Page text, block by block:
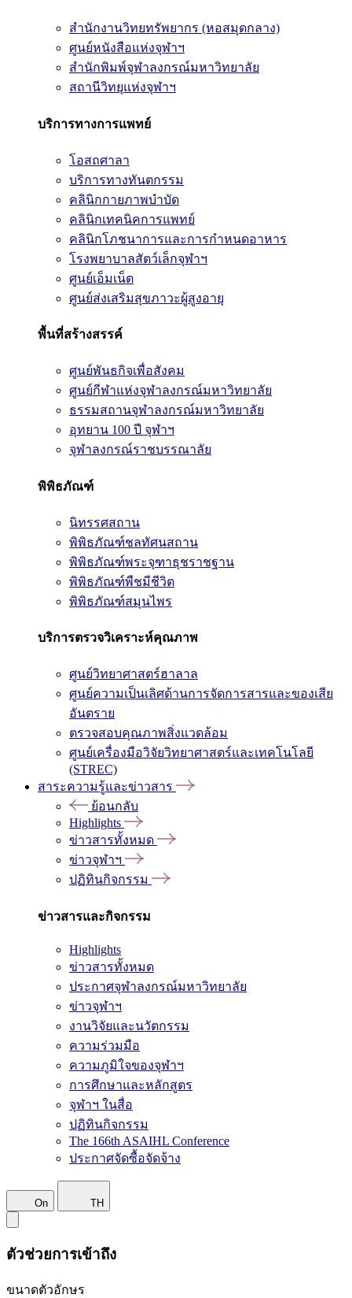
สำนักงานวิทยทรัพยากร (หอสมุดกลาง)
ศูนย์หนังสือแห่งจุฬาฯ
สำนักพิมพ์จุฬาลงกรณ์มหาวิทยาลัย
สถานีวิทยุแห่งจุฬาฯ
บริการทางการแพทย์
โอสถศาลา
บริการทางทันตกรรม
คลินิกกายภาพบำบัด
คลินิกเทคนิคการแพทย์
คลินิกโภชนาการและการกำหนดอาหาร
โรงพยาบาลสัตว์เล็กจุฬาฯ
ศูนย์เอ็มเน็ต
ศูนย์ส่งเสริมสุขภาวะผู้สูงอายุ
พื้นที่สร้างสรรค์
ศูนย์พันธกิจเพื่อสังคม
ศูนย์กีฬาแห่งจุฬาลงกรณ์มหาวิทยาลัย
ธรรมสถานจุฬาลงกรณ์มหาวิทยาลัย
อุทยาน 100 ปี จุฬาฯ
จุฬาลงกรณ์ราชบรรณาลัย
พิพิธภัณฑ์
นิทรรศสถาน
พิพิธภัณฑ์ชลทัศนสถาน
พิพิธภัณฑ์พระจุฑาธุชราชฐาน
พิพิธภัณฑ์พืชมีชีวิต
พิพิธภัณฑ์สมุนไพร
บริการตรวจวิเคราะห์คุณภาพ
ศูนย์วิทยาศาสตร์ฮาลาล
ศูนย์ความเป็นเลิศด้านการจัดการสารและของเสีย
อันตราย
ตรวจสอบคุณภาพสิ่งแวดล้อม
ศูนย์เครื่องมือวิจัยวิทยาศาสตร์และเทคโนโลยี
(STREC)
สาระความรู้และข่าวสาร
ย้อนกลับ
Highlights
ข่าวสารทั้งหมด
ข่าวจุฬาฯ
ปฏิทินกิจกรรม
ข่าวสารและกิจกรรม
Highlights
ข่าวสารทั้งหมด
ประกาศจุฬาลงกรณ์มหาวิทยาลัย
ข่าวจุฬาฯ
งานวิจัยและนวัตกรรม
ความร่วมมือ
ความภูมิใจของจุฬาฯ
การศึกษาและหลักสูตร
จุฬาฯ ในสื่อ
ปฏิทินกิจกรรม
The 166th ASAIHL Conference
ประกาศจัดซื้อจัดจ้าง
On TH
ตัวช่วยการเข้าถึง
ขนาดตัวอักษร